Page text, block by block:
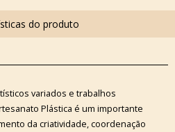
variados e trabalhos
Plástica é um importante
da criatividade, coordenação